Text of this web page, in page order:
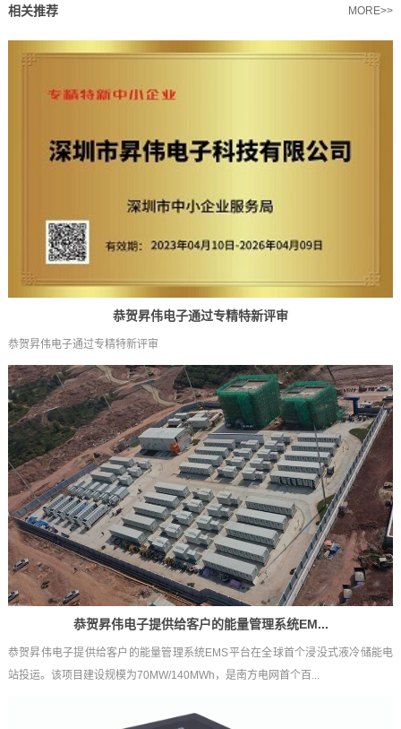
相关推荐 MORE>>
恭贺昇伟电子通过专精特新评审
恭贺昇伟电子通过专精特新评审
恭贺昇伟电子提供给客户的能量管理系统EM...
恭贺昇伟电子提供给客户的能量管理系统EMS平台在全球首个浸没式液冷储能电
站投运。该项目建设规模为70MW/140MWh，是南方电网首个百...